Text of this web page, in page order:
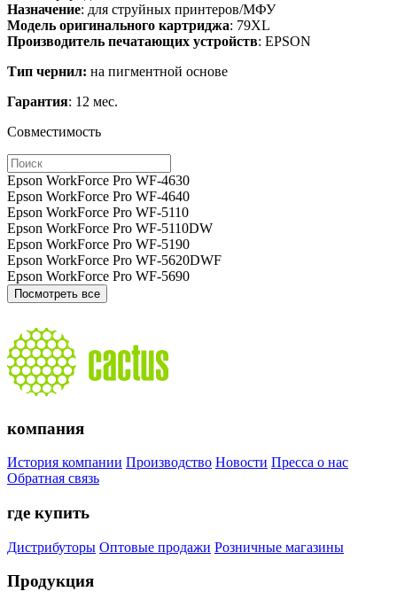
Назначение: для струйных принтеров/МФУ
Модель оригинального картриджа: 79XL
Производитель печатающих устройств: EPSON
Тип чернил: на пигментной основе
Гарантия: 12 мес.
Совместимость
Epson WorkForce Pro WF-4630
Epson WorkForce Pro WF-4640
Epson WorkForce Pro WF-5110
Epson WorkForce Pro WF-5110DW
Epson WorkForce Pro WF-5190
Epson WorkForce Pro WF-5620DWF
Epson WorkForce Pro WF-5690
Посмотреть все
компания
История компании Производство Новости Пресса о нас
Обратная связь
где купить
Дистрибуторы Оптовые продажи Розничные магазины
Продукция